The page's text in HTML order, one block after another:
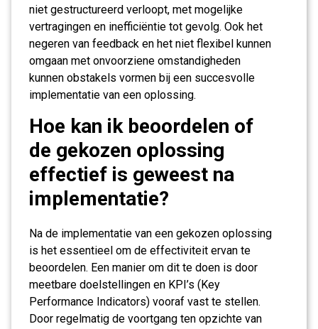
niet gestructureerd verloopt, met mogelijke
vertragingen en inefficiëntie tot gevolg. Ook het
negeren van feedback en het niet flexibel kunnen
omgaan met onvoorziene omstandigheden
kunnen obstakels vormen bij een succesvolle
implementatie van een oplossing.
Hoe kan ik beoordelen of
de gekozen oplossing
effectief is geweest na
implementatie?
Na de implementatie van een gekozen oplossing
is het essentieel om de effectiviteit ervan te
beoordelen. Een manier om dit te doen is door
meetbare doelstellingen en KPI’s (Key
Performance Indicators) vooraf vast te stellen.
Door regelmatig de voortgang ten opzichte van